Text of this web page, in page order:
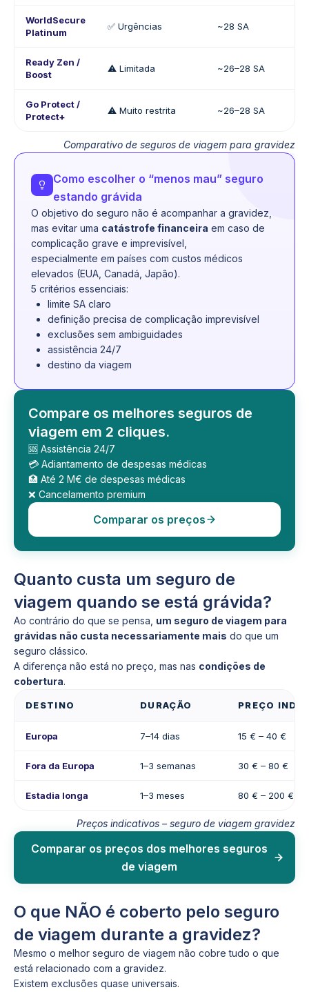
WorldSecure
Platinum
✅ Urgências ~28 SA
Ready Zen /
Boost
⚠️ Limitada ~26–28 SA
Go Protect /
Protect+
⚠️ Muito restrita ~26–28 SA
Comparativo de seguros de viagem para gravidez
Como escolher o “menos mau” seguro
estando grávida
O objetivo do seguro não é acompanhar a gravidez,
mas evitar uma catástrofe financeira em caso de
complicação grave e imprevisível,
especialmente em países com custos médicos
elevados (EUA, Canadá, Japão).
5 critérios essenciais:
limite SA claro
definição precisa de complicação imprevisível
exclusões sem ambiguidades
assistência 24/7
destino da viagem
Compare os melhores seguros de
viagem em 2 cliques.
🆘 Assistência 24/7
💳 Adiantamento de despesas médicas
🏥 Até 2 M€ de despesas médicas
❌ Cancelamento premium
Comparar os preços
Quanto custa um seguro de
viagem quando se está grávida?
Ao contrário do que se pensa, um seguro de viagem para
grávidas não custa necessariamente mais do que um
seguro clássico.
A diferença não está no preço, mas nas condições de
cobertura.
DESTINO DURAÇÃO PREÇO
Europa 7–14 dias 15 € – 40 €
Fora da Europa 1–3 semanas 30 € – 80 €
Estadia longa 1–3 meses 80 € – 200 €
Preços indicativos – seguro de viagem gravidez
Comparar os preços dos melhores seguros
de viagem
O que NÃO é coberto pelo seguro
de viagem durante a gravidez?
Mesmo o melhor seguro de viagem não cobre tudo o que
está relacionado com a gravidez.
Existem exclusões quase universais.